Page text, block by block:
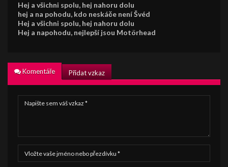
Hej a všichni spolu, hej nahoru dolu
hej a na pohodu, kdo neskáče není Švéd
Hej a všichni spolu, hej nahoru dolu
Hej a napohodu, nejlepší jsou Motörhead
Komentáře Přidat vzkaz